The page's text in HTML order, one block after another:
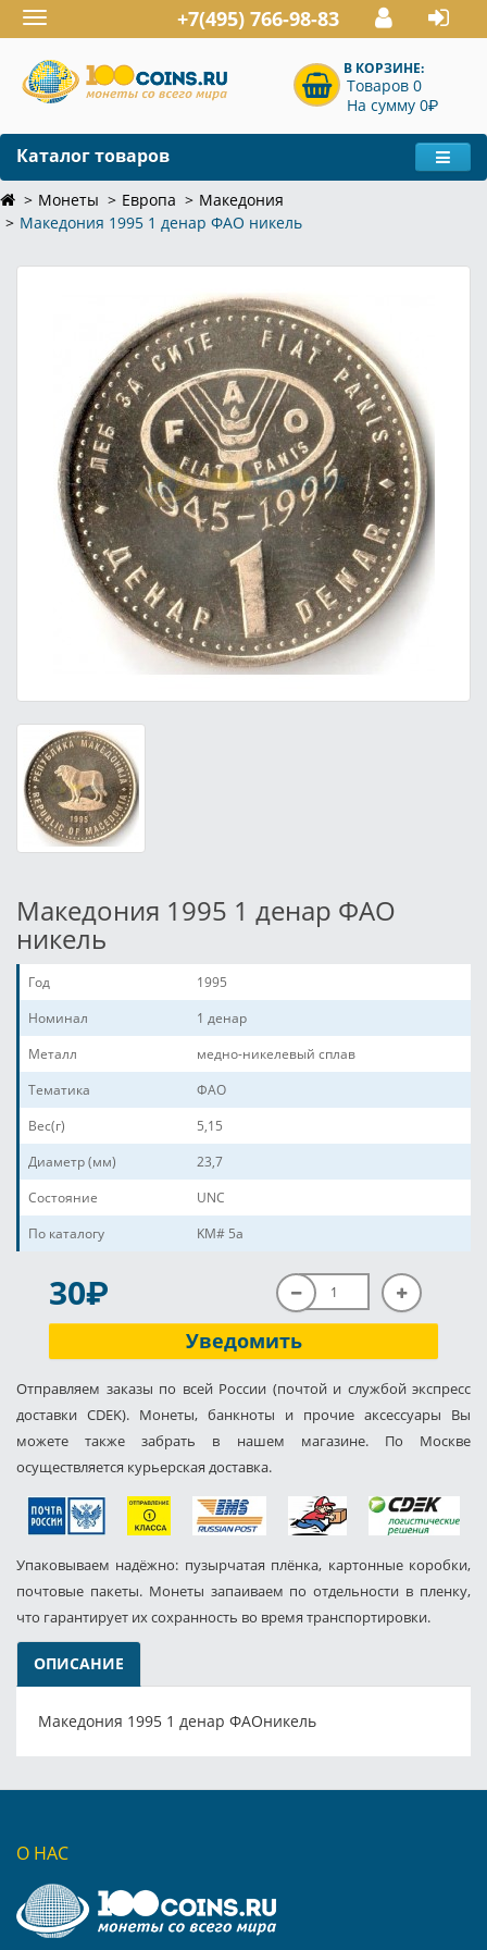
Toggle
navigation
+7(495) 766-98-83
В КОРЗИНЕ:
Товаров 0
На сумму 0P
Каталог товаров
Монеты Европа
Македония
Македония 1995 1 денар ФАО никель
Македония 1995 1 денар ФАО
никель
Год
1995
Номинал
1 денар
Металл
медно-никелевый сплав
Тематика
ФАО
Вес(г)
5,15
Диаметр (мм)
23,7
Состояние
UNC
По каталогу
KM# 5a
30P
Уведомить
Отправляем заказы по всей России (почтой и службой экспресс
доставки CDEK). Монеты, банкноты и прочие аксессуары Вы
можете также забрать в нашем магазине. По Москве
осуществляется курьерская доставка.
Упаковываем надёжно: пузырчатая плёнка, картонные коробки,
почтовые пакеты. Монеты запаиваем по отдельности в пленку,
что гарантирует их сохранность во время транспортировки.
ОПИСАНИЕ
Македония 1995 1 денар ФАОникель
О НАС